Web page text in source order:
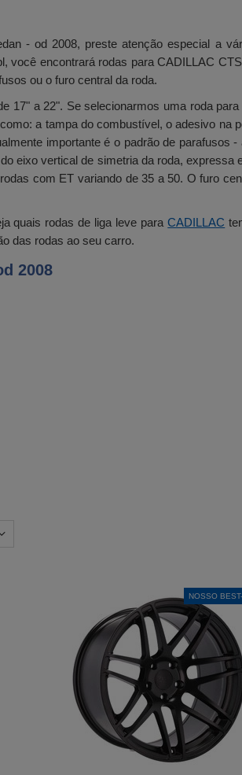
- od 2008, preste atenção especial a
encontrará rodas para CADILLAC
ou o furo central da roda.
a 22". Se selecionarmos uma roda
a tampa do combustível, o adesivo na
importante é o padrão de parafusos
eixo vertical de simetria da roda,
com ET variando de 35 a 50. O furo
quais rodas de liga leve paraCADILLAC
das rodas ao seu carro.
2008
NOSSO